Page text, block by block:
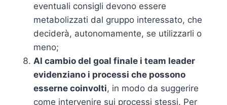
eventuali consigli devono essere
metabolizzati dal gruppo interessato, che
deciderà, autonomamente, se utilizzarli o
meno;
Al cambio del goal finale i team leader
evidenziano i processi che possono
esserne coinvolti, in modo da suggerire
come intervenire sui processi stessi. Per